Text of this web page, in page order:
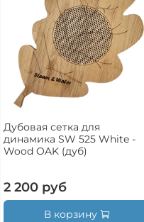
Дубовая сетка для
динамика SW 525 White -
Wood OAK (дуб)
2 200 руб
В корзину